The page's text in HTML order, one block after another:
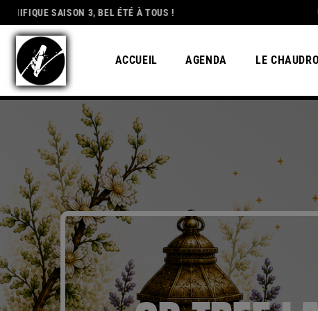
SAISON 3, BEL ÉTÉ À TOUS ! UN
ACCUEIL AGENDA LE